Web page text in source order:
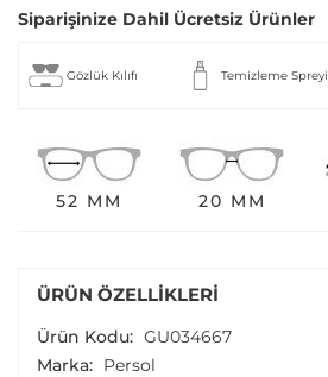
Siparişinize Dahil Ücretsiz Ürünler
Gözlük Kılıfı Temizleme Spreyi
52 MM 20 MM
ÜRÜN ÖZELLIKLERI
Ürün Kodu: GU034667
Marka: Persol